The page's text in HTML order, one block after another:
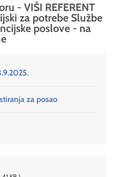
- VIŠI REFERENT
za potrebe Službe
poslove - na
za posao